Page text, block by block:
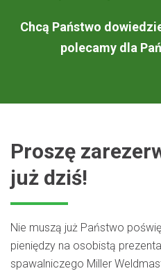
Chcą Państwo
polecamy dla
Proszę
już dziś!
Nie muszą już Państwo
pieniędzy na osobistą
spawalniczego Miller